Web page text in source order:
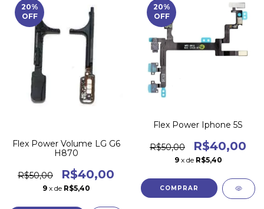
20%
OFF
Flex Power Volume LG G6
H870
R$50,00 R$40,00
9 x de R$5,40
20%
OFF
Flex Power Iphone 5S
R$50,00 R$40,00
9 x de R$5,40